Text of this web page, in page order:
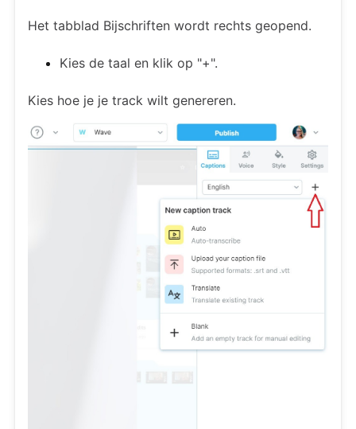
Het tabblad Bijschriften wordt rechts geopend.
Kies de taal en klik op "+".
Kies hoe je je track wilt genereren.